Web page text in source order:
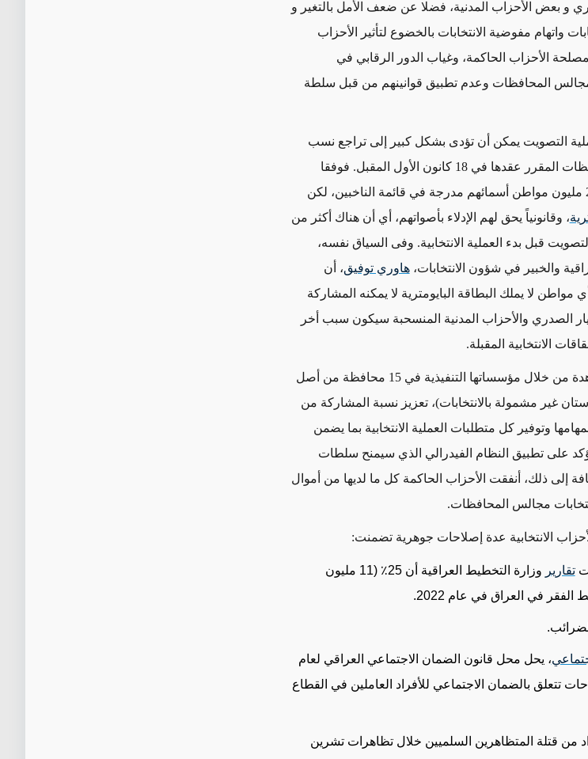
و بعض الأحزاب المدنية، فضلا عن ضعف الأمل بالتغير و
واتهام مفوضية الانتخابات بالخضوع لتأثير الأحزاب
لمصلحة الأحزاب الحاكمة، وغياب الدور الرقابي في
المحافظات وعدم تطبيق قوانينهم من قبل سلطة
التصويت يمكن أن تؤدى بشكل كبير إلى تراجع نسب
التصويت في انتخابات مجالس المحافظات المقرر عقدها في 18 كانون الأول المقبل. فوفقا
لمفوضية الانتخابات، هناك أكثر من 23 مليون مواطن أسمائهم مدرجة في قائمة الناخبين، لكن
، وقانونياً يحق لهم الإدلاء بأصواتهم، أي أن هناك أكثر من
في التصويت قبل بدء العملية الانتخابية. وفى السياق نفسه،
والخبير في شؤون الانتخابات،هاوري توفيق، أن
لا يملك البطاقة البايومترية لا يمكنه المشاركة
الصدري والأحزاب المدنية المنسحبة سيكون سبب أخر
الانتخابية المقبلة.
من خلال مؤسساتها التنفيذية
في 15 محافظة من أصل
تعزيز نسبة المشاركة من
وتوفير كل متطلبات العملية الانتخابية بما يضمن
على تطبيق النظام الفيدرالي الذي سيمنح سلطات
إلى ذلك، أنفقت الأحزاب الحاكمة كل ما لديها من أموال
مجالس المحافظات.
الانتخابية عدة إصلاحات جوهرية تضمنت:
تقارير
وزارة التخطيط العراقية أن 25٪ (11 مليون
في العراق في عام 2022.
، يحل محل قانون الضمان الاجتماعي العراقي لعام
تتعلق بالضمان الاجتماعي للأفراد العاملين في القطاع
من قتلة المتظاهرين السلميين خلال تظاهرات تشرين